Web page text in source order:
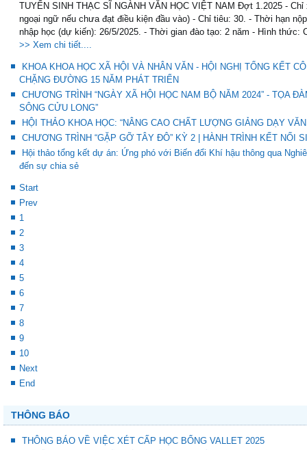
TUYỂN SINH THẠC SĨ NGÀNH VĂN HỌC VIỆT NAM Đợt 1.2025 -
ngoại ngữ nếu chưa đạt điều kiện đầu vào) - Chỉ tiêu: 30. - Thời hạn
nhập học (dự kiến): 26/5/2025. - Thời gian đào tạo: 2 năm - Hình thức:
>> Xem chi tiết....
KHOA KHOA HỌC XÃ HỘI VÀ NHÂN VĂN - HỘI NGHỊ TỔNG KẾT
CHẶNG ĐƯỜNG 15 NĂM PHÁT TRIỂN
CHƯƠNG TRÌNH “NGÀY XÃ HỘI HỌC NAM BỘ NĂM 2024” - TỌA
SÔNG CỬU LONG”
HỘI THẢO KHOA HỌC: “NÂNG CAO CHẤT LƯỢNG GIẢNG DẠY
CHƯƠNG TRÌNH “GẶP GỠ TÂY ĐÔ” KỲ 2 | HÀNH TRÌNH KẾT NỐI
Hội thảo tổng kết dự án: Ứng phó với Biến đổi Khí hậu thông qua
đến sự chia sẻ
Start
Prev
1
2
3
4
5
6
7
8
9
10
Next
End
THÔNG BÁO
THÔNG BÁO VỀ VIỆC XÉT CẤP HỌC BỔNG VALLET 2025